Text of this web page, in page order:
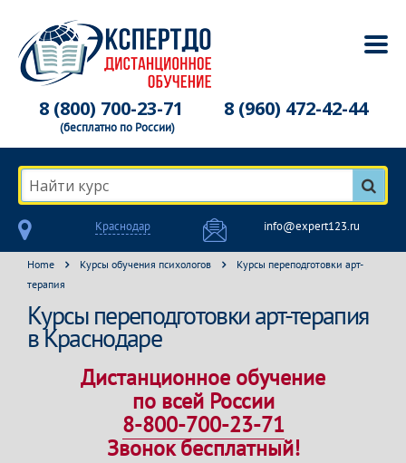
8 (800) 700-23-71
(бесплатно по России)
8 (960) 472-42-44
Найти курс
Краснодар info@expert123.ru
Home Курсы обучения психологов
Курсы переподготовки арт-
терапия
Курсы переподготовки арт-терапия
в Краснодаре
Дистанционное обучение
по всей России
8-800-700-23-71
Звонок бесплатный!